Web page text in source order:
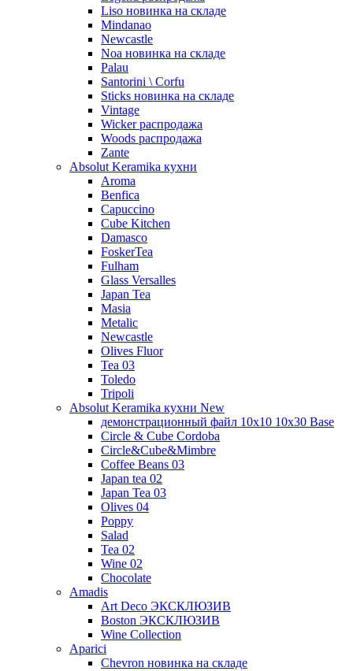
Liso новинка на складе
Mindanao
Newcastle
Noa новинка на складе
Palau
Santorini \ Corfu
Sticks новинка на складе
Vintage
Wicker распродажа
Woods распродажа
Zante
Absolut Keramika кухни
Aroma
Benfica
Capuccino
Cube Kitchen
Damasco
FoskerTea
Fulham
Glass Versalles
Japan Tea
Masia
Metalic
Newcastle
Olives Fluor
Tea 03
Toledo
Tripoli
Absolut Keramika кухни New
демонстрационный файл 10x10 10x30 Base
Circle & Cube Cordoba
Circle&Cube&Mimbre
Coffee Beans 03
Japan tea 02
Japan Tea 03
Olives 04
Poppy
Salad
Tea 02
Wine 02
Chocolate
Amadis
Art Deco ЭКСКЛЮЗИВ
Boston ЭКСКЛЮЗИВ
Wine Collection
Aparici
Chevron новинка на складе